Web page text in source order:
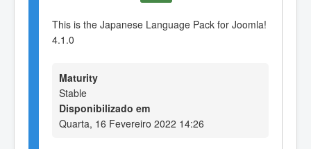
This is the Japanese Language Pack for Joomla!
4.1.0
Maturity
Stable
Disponibilizado em
Quarta, 16 Fevereiro 2022 14:26